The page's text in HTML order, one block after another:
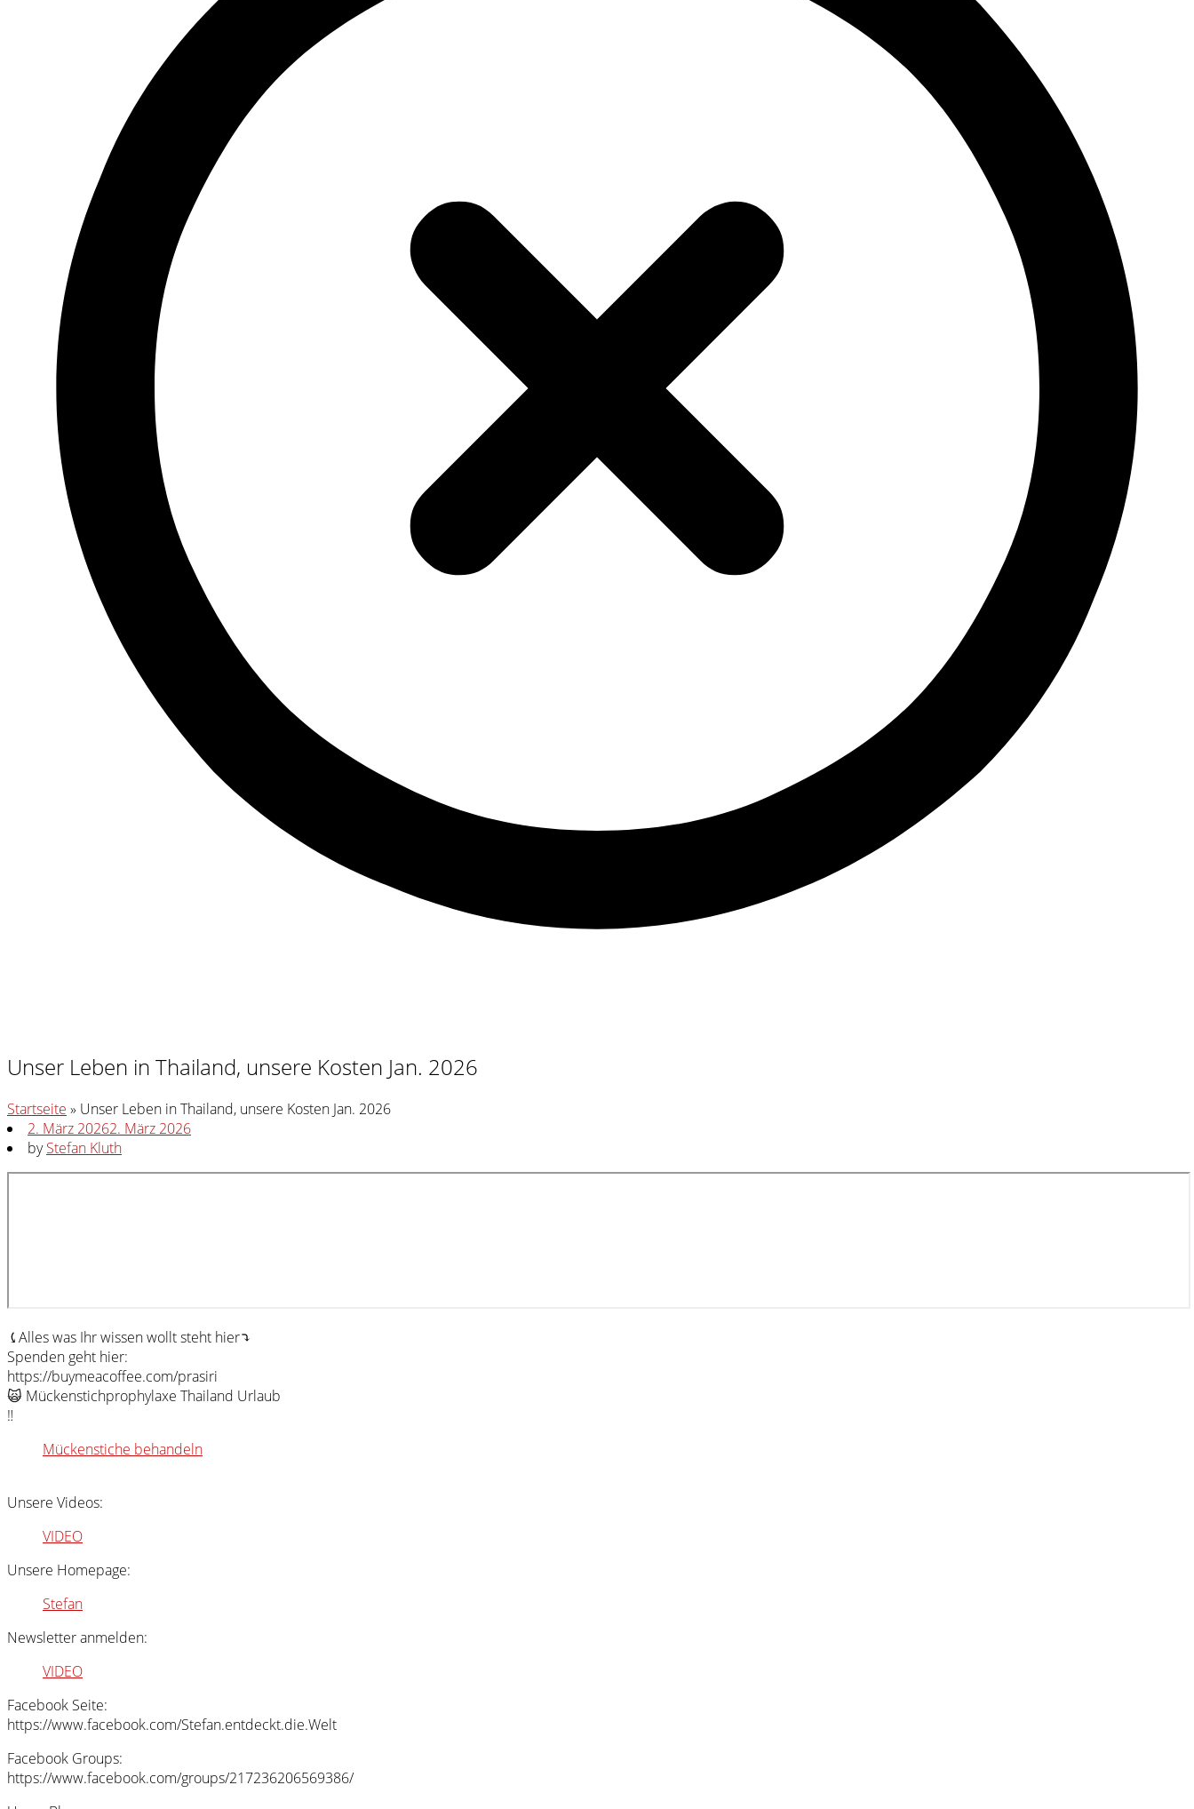
Unser Leben in Thailand, unsere Kosten Jan. 2026
Startseite » Unser Leben in Thailand, unsere Kosten Jan. 2026
2. März 20262. März 2026
byStefan Kluth
⤹Alles was Ihr wissen wollt steht hier⤵︎
Spenden geht hier:
https://buymeacoffee.com/prasiri
🙀 Mückenstichprophylaxe Thailand Urlaub
‼️
Mückenstiche behandeln
Unsere Videos:
VIDEO
Unsere Homepage:
Stefan
Newsletter anmelden:
VIDEO
Facebook Seite:
https://www.facebook.com/Stefan.entdeckt.die.Welt
Facebook Groups:
https://www.facebook.com/groups/217236206569386/